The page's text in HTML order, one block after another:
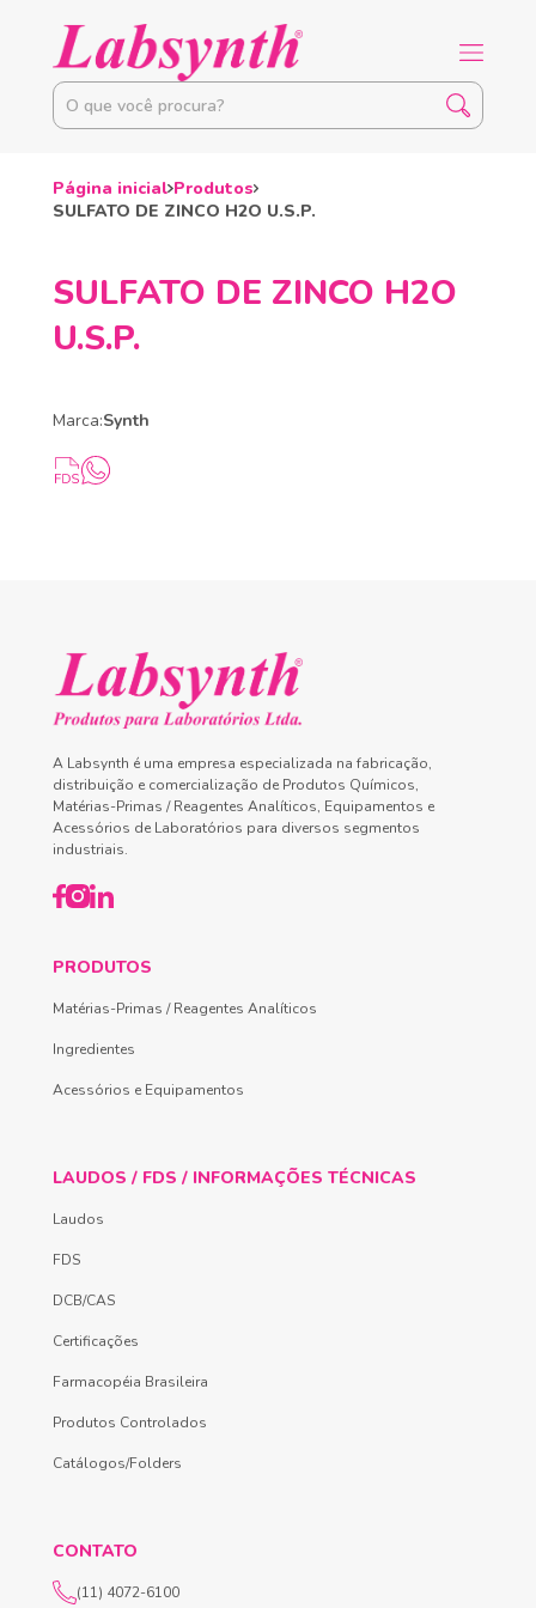
Página inicial Produtos
SULFATO DE ZINCO H2O U.S.P.
SULFATO DE ZINCO H2O
U.S.P.
Marca:Synth
A Labsynth é uma empresa especializada na fabricação,
distribuição e comercialização de Produtos Químicos,
Matérias-Primas / Reagentes Analíticos, Equipamentos e
Acessórios de Laboratórios para diversos segmentos
industriais.
PRODUTOS
Matérias-Primas / Reagentes Analíticos
Ingredientes
Acessórios e Equipamentos
LAUDOS / FDS / INFORMAÇÕES TÉCNICAS
Laudos
FDS
DCB/CAS
Certificações
Farmacopéia Brasileira
Produtos Controlados
Catálogos/Folders
CONTATO
(11) 4072-6100